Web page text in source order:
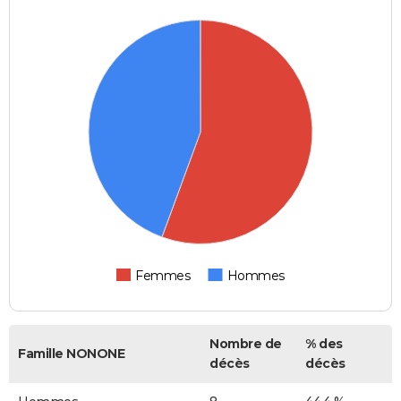
Femmes Hommes
Famille NONONE
Nombre de
décès
% des
décès